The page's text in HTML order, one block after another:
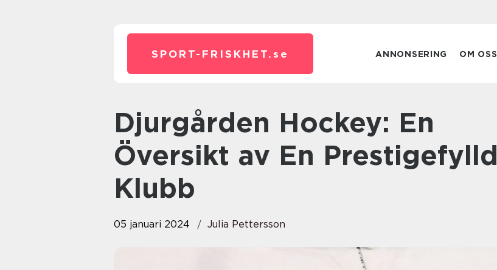
SPORT-FRISKHET. se ANNONSERING OM OSS
Djurgården Hockey: En
Översikt av En Prestigefylld
Klubb
05 januari 2024 Julia Pettersson